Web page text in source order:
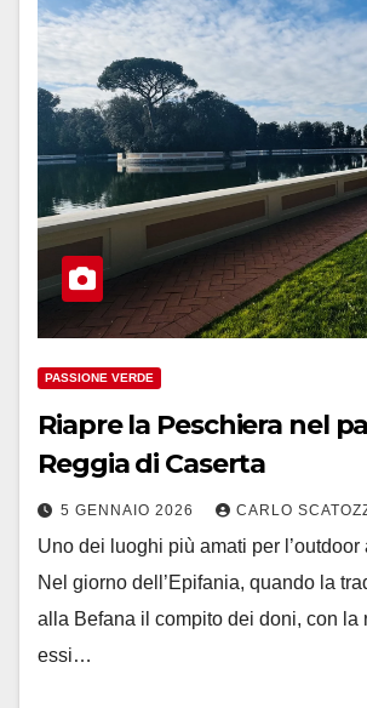
PASSIONE VERDE
Riapre la Peschiera nel
Reggia di Caserta
5 GENNAIO 2026 CARLO
Uno dei luoghi più amati per
Nel giorno dell’Epifania, quando la
alla Befana il compito dei doni, con la
essi…